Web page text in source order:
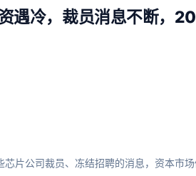
遇冷，裁员消息不断，
芯片公司裁员、冻结招聘的消息，资本市